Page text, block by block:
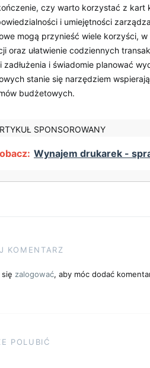
czy warto korzystać z
i umiejętności
mogą przynieść wiele korzyści,
oraz ułatwienie codziennych
zadłużenia i świadomie planować
stanie się narzędziem
budżetowych.
SPONSOROWANY
Wynajem drukarek -
KOMENTARZ
zalogować, aby móc dodać
POLUBIĆ